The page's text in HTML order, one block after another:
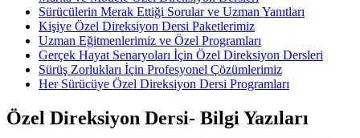
Sürücülerin Merak Ettiği Sorular ve Uzman Yanıtları
Kişiye Özel Direksiyon Dersi Paketlerimiz
Uzman Eğitmenlerimiz ve Özel Programları
Gerçek Hayat Senaryoları İçin Özel Direksiyon Dersleri
Sürüş Zorlukları İçin Profesyonel Çözümlerimiz
Her Sürücüye Özel Direksiyon Dersi Programları
Özel Direksiyon Dersi- Bilgi Yazıları